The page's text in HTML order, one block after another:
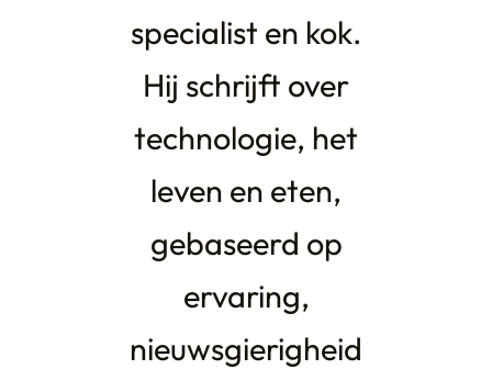
specialist en kok.
Hij schrijft over
technologie, het
leven en eten,
gebaseerd op
ervaring,
nieuwsgierigheid